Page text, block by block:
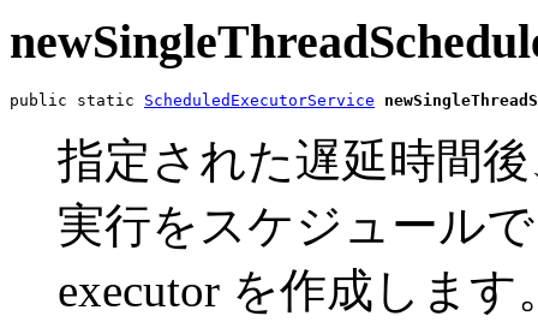
public static ScheduledExecutorService
指定された遅延時間
実行をスケジュール
executor を作成しま